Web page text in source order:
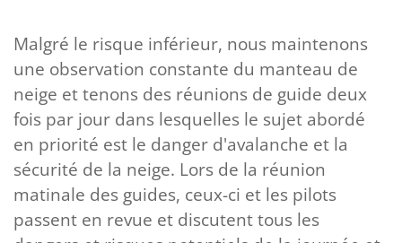
Malgré le risque inférieur, nous maintenons
une observation constante du manteau de
neige et tenons des réunions de guide deux
fois par jour dans lesquelles le sujet abordé
en priorité est le danger d'avalanche et la
sécurité de la neige. Lors de la réunion
matinale des guides, ceux-ci et les pilots
passent en revue et discutent tous les